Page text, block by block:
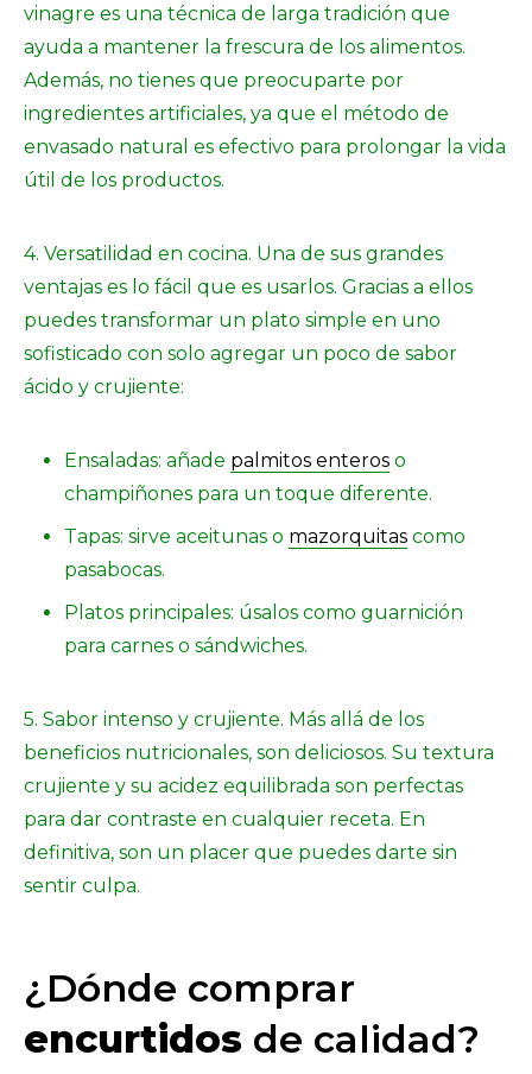
vinagre es una técnica de larga tradición que
ayuda a mantener la frescura de los alimentos.
Además, no tienes que preocuparte por
ingredientes artificiales, ya que el método de
envasado natural es efectivo para prolongar la vida
útil de los productos.
4. Versatilidad en cocina. Una de sus grandes
ventajas es lo fácil que es usarlos. Gracias a ellos
puedes transformar un plato simple en uno
sofisticado con solo agregar un poco de sabor
ácido y crujiente:
Ensaladas: añade palmitos enteros o
champiñones para un toque diferente.
Tapas: sirve aceitunas o mazorquitas como
pasabocas.
Platos principales: úsalos como guarnición
para carnes o sándwiches.
5. Sabor intenso y crujiente. Más allá de los
beneficios nutricionales, son deliciosos. Su textura
crujiente y su acidez equilibrada son perfectas
para dar contraste en cualquier receta. En
definitiva, son un placer que puedes darte sin
sentir culpa.
¿Dónde comprar
encurtidos de calidad?